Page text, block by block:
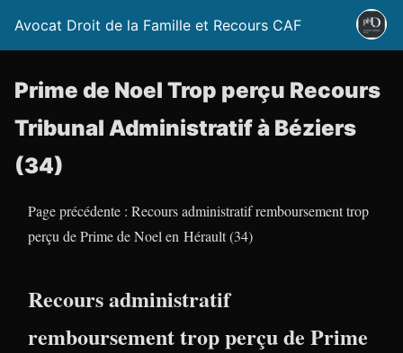
Avocat Droit de la Famille et Recours CAF
Prime de Noel Trop perçu Recours
Tribunal Administratif à Béziers
(34)
Page précédente : Recours administratif remboursement trop
perçu de Prime de Noel en Hérault (34)
Recours administratif
remboursement trop perçu de Prime